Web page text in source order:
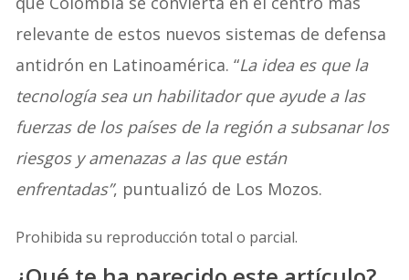
relevante de estos nuevos sistemas de defensa
antidrón en Latinoamérica. “La idea es que la
tecnología sea un habilitador que ayude a las
fuerzas de los países de la región a subsanar los
riesgos y amenazas a las que están
enfrentadas”, puntualizó de Los Mozos.
Prohibida su reproducción total o parcial.